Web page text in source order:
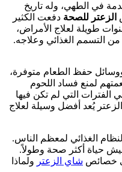
في الطهي، وله تاريخ
الزعتر للصحة دفعت الكثير
طويلة لعلاج الأمراض،
التسمم الغذائي وعلاجه.
حفظ الطعام متوفرة،
لمنع فساد اللحوم
الفترات التي لم تكن فيها
يُعد أفضل وسيلة لعلاج
الغذائي لمعظم الناس.
حياة أكثر صحة وطولاً.
خصائص شاي الزعتر ولماذا